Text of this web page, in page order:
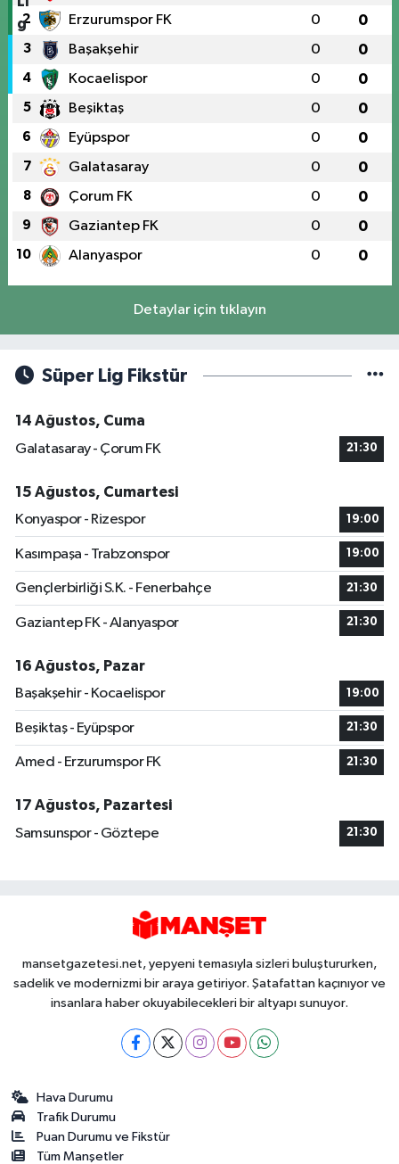
2 Erzurumspor FK 0 0
3 Başakşehir 0 0
4 Kocaelispor 0 0
5 Beşiktaş 0 0
6 Eyüpspor 0 0
7 Galatasaray 0 0
8 Çorum FK 0 0
9 Gaziantep FK 0 0
10 Alanyaspor 0 0
Detaylar için tıklayın
Süper Lig Fikstür
14 Ağustos, Cuma
Galatasaray - Çorum FK
21:30
15 Ağustos, Cumartesi
Konyaspor - Rizespor
19:00
Kasımpaşa - Trabzonspor 19:00
Gençlerbirliği S.K. - Fenerbahçe 21:30
Gaziantep FK - Alanyaspor 21:30
16 Ağustos, Pazar
Başakşehir - Kocaelispor
19:00
Beşiktaş - Eyüpspor 21:30
Amed - Erzurumspor FK 21:30
17 Ağustos, Pazartesi
Samsunspor - Göztepe
21:30
mansetgazetesi.net, yepyeni temasıyla sizleri buluştururken,
sadelik ve modernizmi bir araya getiriyor. Şatafattan kaçınıyor ve
insanlara haber okuyabilecekleri bir altyapı sunuyor.
Hava Durumu
Trafik Durumu
Puan Durumu ve Fikstür
Tüm Manşetler